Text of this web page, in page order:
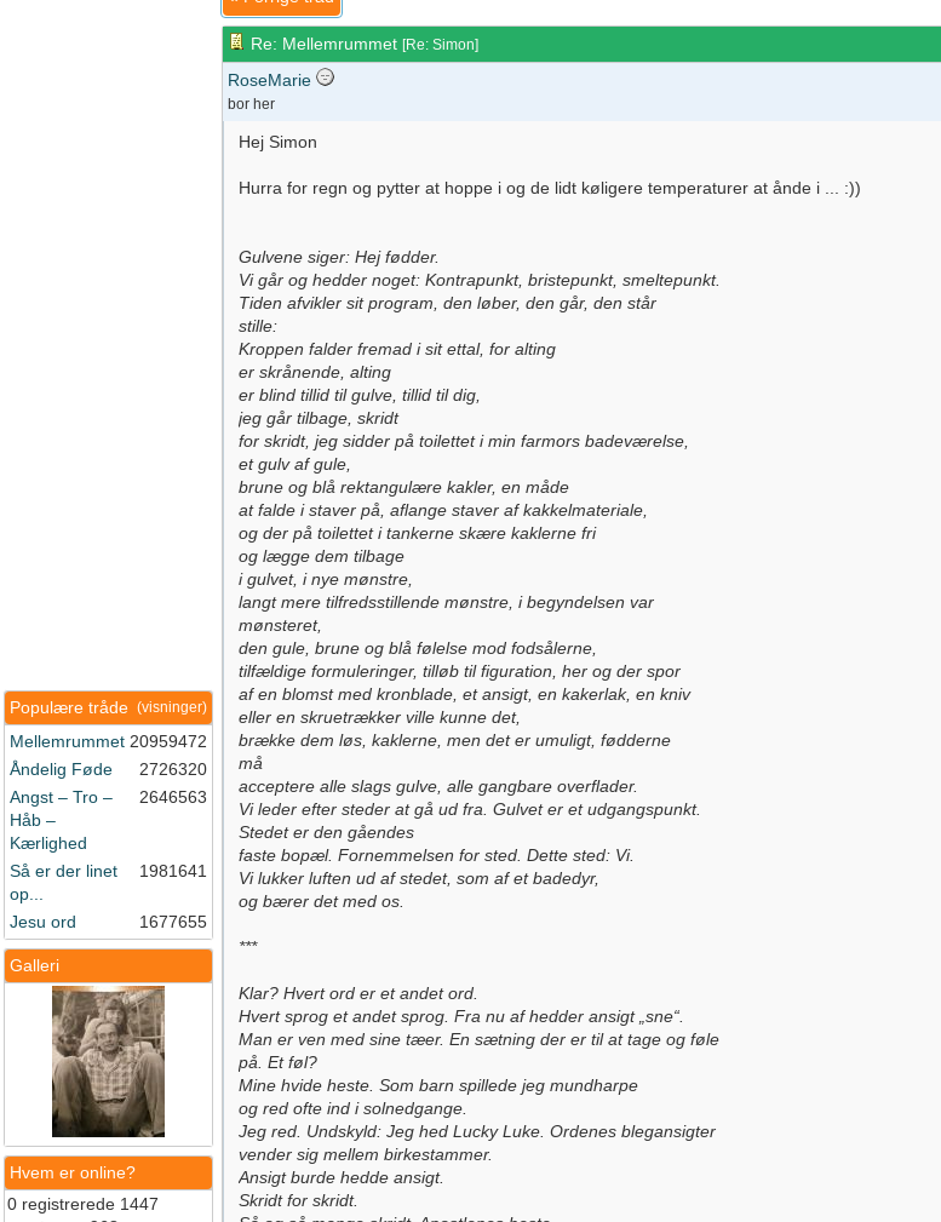
(visninger)
Populære tråde
Mellemrummet 20959472
Åndelig Føde
2726320
Angst – Tro –
Håb –
Kærlighed
2646563
Så er der linet
op...
1981641
Jesu ord 1677655
Galleri
Hvem er online?
0 registrerede 1447
Re: Mellemrummet [Re: Simon]
RoseMarie
bor her
Hej Simon
Hurra for regn og pytter at hoppe i og de lidt køligere temperaturer at ånde i ... :))
Gulvene siger: Hej fødder.
Vi går og hedder noget: Kontrapunkt, bristepunkt, smeltepunkt.
Tiden afvikler sit program, den løber, den går, den står
stille:
Kroppen falder fremad i sit ettal, for alting
er skrånende, alting
er blind tillid til gulve, tillid til dig,
jeg går tilbage, skridt
for skridt, jeg sidder på toilettet i min farmors badeværelse,
et gulv af gule,
brune og blå rektangulære kakler, en måde
at falde i staver på, aflange staver af kakkelmateriale,
og der på toilettet i tankerne skære kaklerne fri
og lægge dem tilbage
i gulvet, i nye mønstre,
langt mere tilfredsstillende mønstre, i begyndelsen var
mønsteret,
den gule, brune og blå følelse mod fodsålerne,
tilfældige formuleringer, tilløb til figuration, her og der spor
af en blomst med kronblade, et ansigt, en kakerlak, en kniv
eller en skruetrækker ville kunne det,
brække dem løs, kaklerne, men det er umuligt, fødderne
må
acceptere alle slags gulve, alle gangbare overflader.
Vi leder efter steder at gå ud fra. Gulvet er et udgangspunkt.
Stedet er den gåendes
faste bopæl. Fornemmelsen for sted. Dette sted: Vi.
Vi lukker luften ud af stedet, som af et badedyr,
og bærer det med os.
***
Klar? Hvert ord er et andet ord.
Hvert sprog et andet sprog. Fra nu af hedder ansigt „sne“.
Man er ven med sine tæer. En sætning der er til at tage og føle
på. Et føl?
Mine hvide heste. Som barn spillede jeg mundharpe
og red ofte ind i solnedgange.
Jeg red. Undskyld: Jeg hed Lucky Luke. Ordenes blegansigter
vender sig mellem birkestammer.
Ansigt burde hedde ansigt.
Skridt for skridt.